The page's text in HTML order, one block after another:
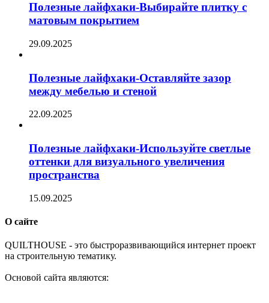
Полезные лайфхаки-Выбирайте плитку с
матовым покрытием
29.09.2025
Полезные лайфхаки-Оставляйте зазор
между мебелью и стеной
22.09.2025
Полезные лайфхаки-Используйте светлые
оттенки для визуального увеличения
пространства
15.09.2025
О сайте
QUILTHOUSE - это быстроразвивающийся интернет проект
на строительную тематику.
Основой сайта являются: